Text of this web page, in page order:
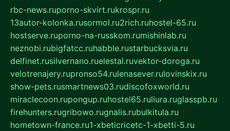
rbc-news.ruporno-skvirt.rukrospr.ru
13autor-kolonka.rusormol.ru2rich.ruhostel-65.ru
hostserve.ruporno-na-russkom.rumishinlab.ru
neznobi.rubigfatcc.ruhabble.rustarbucksvia.ru
delfinet.rusilvernano.ruelestal.ruvektor-doroga.ru
velotrenajery.rupronso54.rulenasever.rulovinskix.ru
show-pets.rusmartnews03.rudiscofoxworld.ru
miraclecoon.rupongup.ruhostel65.ruliura.ruglasspb.ru
firehunters.rugribowo.rugnalis.rubulkitula.ru
hometown-france.ru1-xbeticricetc-1-xbetti-5.ru